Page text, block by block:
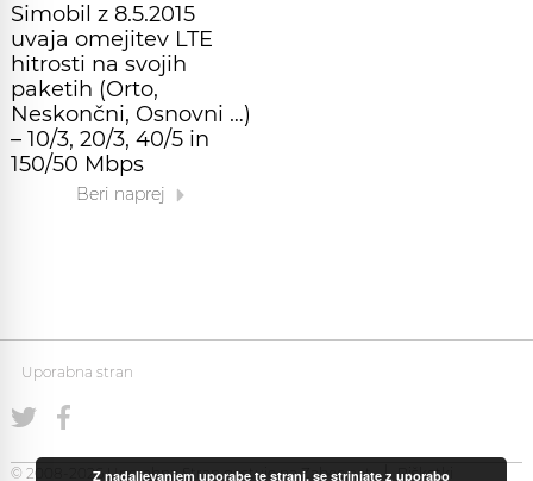
Simobil z 8.5.2015
uvaja omejitev LTE
hitrosti na svojih
paketih (Orto,
Neskončni, Osnovni …)
– 10/3, 20/3, 40/5 in
150/50 Mbps
Beri naprej
Uporabna stran
© 2008-2026 Uporabna Stran gostuje naZabec.net Piškotki
Z nadaljevanjem uporabe te strani, se strinjate z uporabo